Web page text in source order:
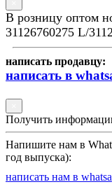
В розницу оптом
31126760275 L/
написать продавцу:
написать в
Получить
Напишите нам в
год выпуска):
написать нам в